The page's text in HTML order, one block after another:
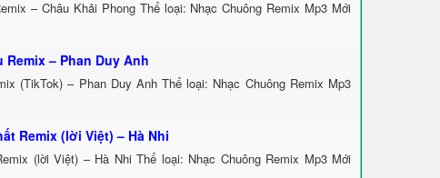
– Châu Khải Phong Thể loại: Nhạc Chuông Remix Mp3 Mới
– Phan Duy Anh
(TikTok) – Phan Duy Anh Thể loại: Nhạc Chuông Remix Mp3
Remix (lời Việt) – Hà Nhi
(lời Việt) – Hà Nhi Thể loại: Nhạc Chuông Remix Mp3 Mới